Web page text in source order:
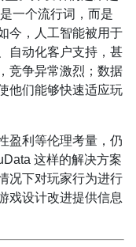
一个流行词，而是
今，人工智能被用于
自动化客户支持，甚
竞争异常激烈；数据
他们能够快速适应玩
盈利等伦理考量，仍
这样的解决方案
况下对玩家行为进行
戏设计改进提供信息